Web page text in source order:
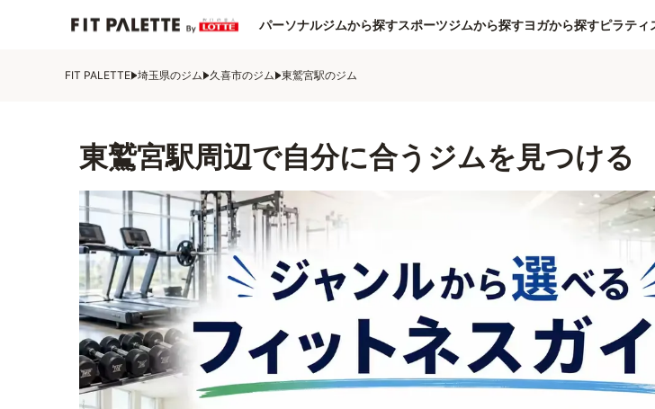
パーソナルジムから探すスポーツジムから探すヨガから探すピラティ
FIT PALETTE 埼玉県のジム 久喜市のジム 東鷲宮駅のジム
東鷲宮駅周辺で自分に合うジムを見つける